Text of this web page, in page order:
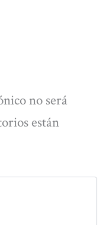
no será
están